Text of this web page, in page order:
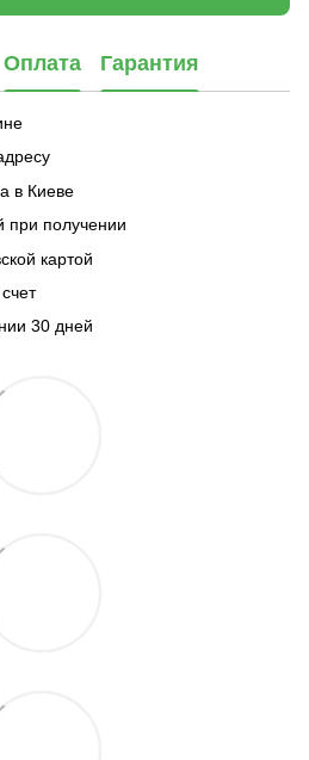
Оплата Гарантия
в Киеве
при получении
картой
30 дней